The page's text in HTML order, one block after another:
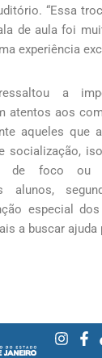
“Essa
de aula foi
experiência
a
atentos aos
aqueles que
socialização,
de foco ou
alunos,
especial
a buscar